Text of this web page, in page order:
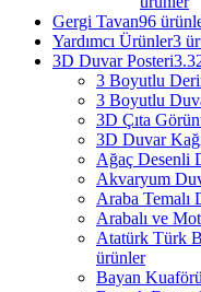
Gergi Tavan96
Yardımcı Ürünler3
3D Duvar Posteri
3 Boyutlu
3 Boyutlu
3D Çıta
3D Duvar
Ağaç Desenli
Akvaryum
Araba Temalı
Arabalı ve
Atatürk Türk
ürünler
Bayan